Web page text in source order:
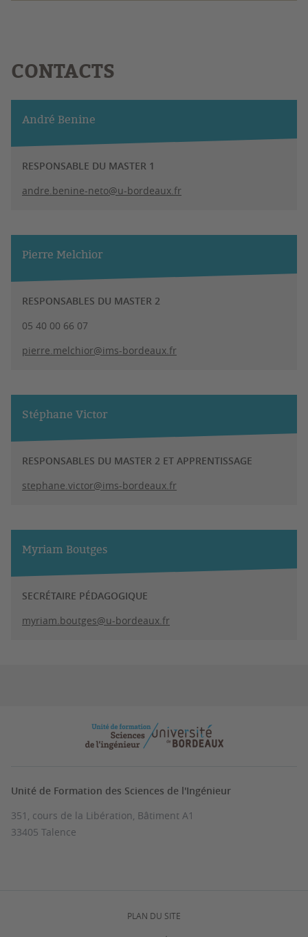
CONTACTS
André Benine
RESPONSABLE DU MASTER 1
andre.benine-neto@u-bordeaux.fr
Pierre Melchior
RESPONSABLES DU MASTER 2
05 40 00 66 07
pierre.melchior@ims-bordeaux.fr
Stéphane Victor
RESPONSABLES DU MASTER 2 ET APPRENTISSAGE
stephane.victor@ims-bordeaux.fr
Myriam Boutges
SECRÉTAIRE PÉDAGOGIQUE
myriam.boutges@u-bordeaux.fr
Unité de Formation des Sciences de l'Ingénieur
351, cours de la Libération, Bâtiment A1
33405 Talence
PLAN DU SITE